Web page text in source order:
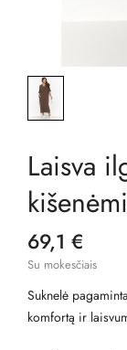
Laisva
69,1 €
Su mokesčiais
Suknelė
komfortą ir